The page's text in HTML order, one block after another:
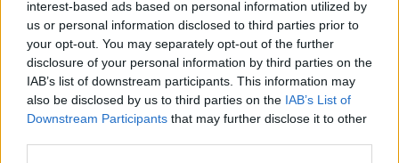
interest-based ads based on personal information utilized by
us or personal information disclosed to third parties prior to
your opt-out. You may separately opt-out of the further
disclosure of your personal information by third parties on the
IAB’s list of downstream participants. This information may
also be disclosed by us to third parties on the IAB’s List of
Downstream Participants that may further disclose it to other
Θεσσαλονίκη
09/08/2026 - 10:03 ΠΟΛΙΤΙΚΗ
Κορυφώνεται η έξοδος του Αυγούστου – Πάνω από
56.000 επιβάτες αναχωρούν σήμερα από τα
λιμάνια της Αττικής
08/08/2026 - 14:30 ΕΛΛΑΔΑ